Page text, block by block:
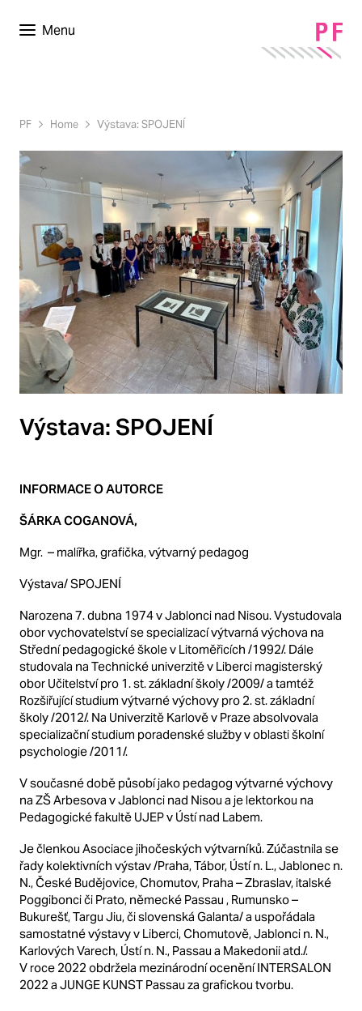
Menu
PF Home Výstava: SPOJENÍ
Výstava: SPOJENÍ
INFORMACE O AUTORCE
ŠÁRKA COGANOVÁ,
Mgr. – malířka, grafička, výtvarný pedagog
Výstava/ SPOJENÍ
Narozena 7. dubna 1974 v Jablonci nad Nisou. Vystudovala
obor vychovatelství se specializací výtvarná výchova na
Střední pedagogické škole v Litoměřicích /1992/. Dále
studovala na Technické univerzitě v Liberci magisterský
obor Učitelství pro 1. st. základní školy /2009/ a tamtéž
Rozšiřující studium výtvarné výchovy pro 2. st. základní
školy /2012/. Na Univerzitě Karlově v Praze absolvovala
specializační studium poradenské služby v oblasti školní
psychologie /2011/.
V současné době působí jako pedagog výtvarné výchovy
na ZŠ Arbesova v Jablonci nad Nisou a je lektorkou na
Pedagogické fakultě UJEP v Ústí nad Labem.
Je členkou Asociace jihočeských výtvarníků. Zúčastnila se
řady kolektivních výstav /Praha, Tábor, Ústí n. L., Jablonec n.
N., České Budějovice, Chomutov, Praha – Zbraslav, italské
Poggibonci či Prato, německé Passau , Rumunsko –
Bukurešť, Targu Jiu, či slovenská Galanta/ a uspořádala
samostatné výstavy v Liberci, Chomutově, Jablonci n. N.,
Karlových Varech, Ústí n. N., Passau a Makedonii atd./.
V roce 2022 obdržela mezinárodní ocenění INTERSALON
2022 a JUNGE KUNST Passau za grafickou tvorbu.